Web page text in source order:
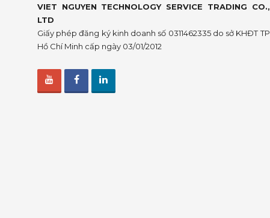
VIET NGUYEN TECHNOLOGY SERVICE TRADING CO.,
LTD
Giấy phép đăng ký kinh doanh số 0311462335 do sở KHĐT TP
Hồ Chí Minh cấp ngày 03/01/2012